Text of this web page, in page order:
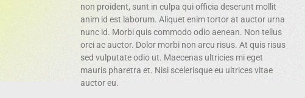
non proident, sunt in culpa qui officia deserunt mollit
anim id est laborum. Aliquet enim tortor at auctor urna
nunc id. Morbi quis commodo odio aenean. Non tellus
orci ac auctor. Dolor morbi non arcu risus. At quis risus
sed vulputate odio ut. Maecenas ultricies mi eget
mauris pharetra et. Nisi scelerisque eu ultrices vitae
auctor eu.